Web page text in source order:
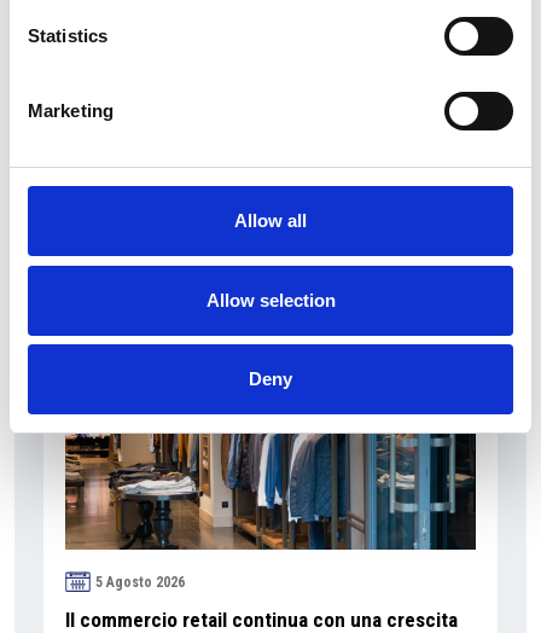
Statistics
Marketing
Allow all
Allow selection
Deny
Accelera la ripresa dell’industria nel corso del
5 Agosto 2026
Il commercio retail continua con una crescita